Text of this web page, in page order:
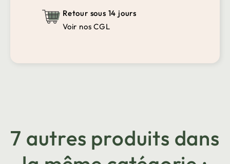
Retour sous 14 jours
Voir nos CGL
7 autres produits dans